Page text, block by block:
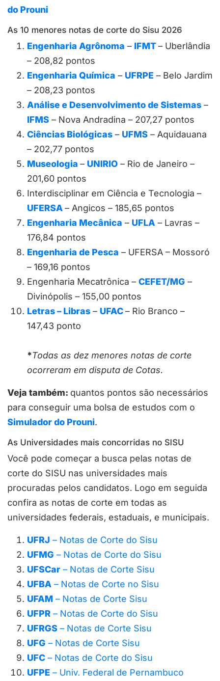
do Prouni
As 10 menores notas de corte do Sisu 2026
Engenharia Agrônoma – IFMT– Uberlândia
– 208,82 pontos
Engenharia Química – UFRPE – Belo Jardim
– 208,23 pontos
Análise e Desenvolvimento de Sistemas –
IFMS – Nova Andradina – 207,27 pontos
Ciências Biológicas – UFMS – Aquidauana
– 202,77 pontos
Museologia – UNIRIO – Rio de Janeiro –
201,60 pontos
Interdisciplinar em Ciência e Tecnologia –
UFERSA– Angicos – 185,65 pontos
Engenharia Mecânica – UFLA – Lavras –
176,84 pontos
Engenharia de Pesca – UFERSA – Mossoró
– 169,16 pontos
Engenharia Mecatrônica – CEFET/MG –
Divinópolis – 155,00 pontos
Letras – Libras – UFAC– Rio Branco –
147,43 ponto
*Todas as dez menores notas de corte
ocorreram em disputa de Cotas.
Veja também: quantos pontos são necessários
para conseguir uma bolsa de estudos com o
Simulador do Prouni.
As Universidades mais concorridas no SISU
Você pode começar a busca pelas notas de
corte do SISU nas universidades mais
procuradas pelos candidatos. Logo em seguida
confira as notas de corte em todas as
universidades federais, estaduais, e municipais.
UFRJ – Notas de Corte do Sisu
UFMG – Notas de Corte do Sisu
UFSCar – Notas de Corte Sisu
UFBA – Notas de Corte no Sisu
UFAM – Notas de Corte Sisu
UFPR – Notas de Corte do Sisu
UFRGS – Notas de Corte Sisu
UFG – Notas de Corte Sisu
UFC – Notas de Corte do Sisu
UFPE – Univ. Federal de Pernambuco